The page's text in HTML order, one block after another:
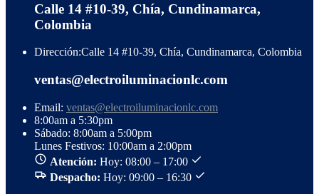
Calle 14 #10-39, Chía, Cundinamarca,
Colombia
Dirección:Calle 14 #10-39, Chía, Cundinamarca, Colombia
ventas@electroiluminacionlc.com
Email: ventas@electroiluminacionlc.com
8:00am a 5:30pm
Sábado: 8:00am a 5:00pm
Lunes Festivos: 10:00am a 2:00pm
Atención: Hoy: 08:00 – 17:00
Despacho: Hoy: 09:00 – 16:30